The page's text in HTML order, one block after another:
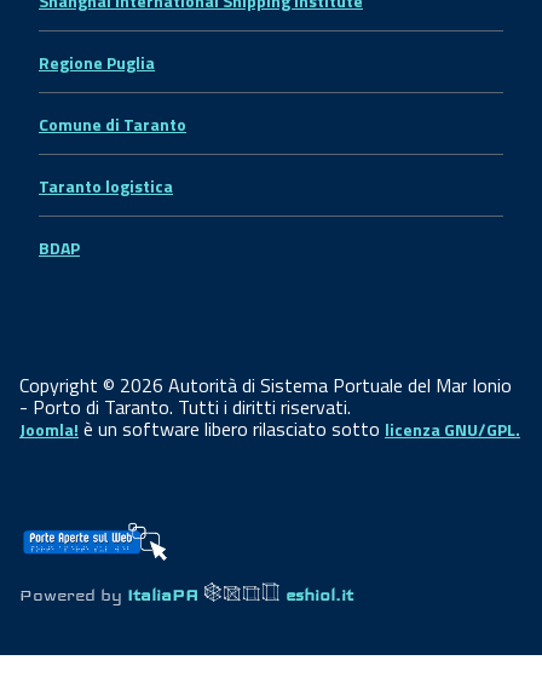
Regione Puglia
Comune di Taranto
Taranto logistica
BDAP
Copyright © 2026 Autorità di Sistema Portuale del Mar Ionio
- Porto di Taranto. Tutti i diritti riservati.
Joomla! è un software libero rilasciato sotto licenza GNU/GPL.
Powered by ItaliaPA eshiol.it